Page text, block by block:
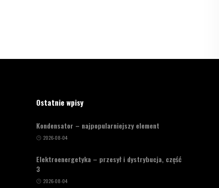
Ostatnie wpisy
Kondensator – najpopularniejszy element
2026-08-04
Elektroenergetyka – przesył i dystrybucja, część
3
2026-08-04